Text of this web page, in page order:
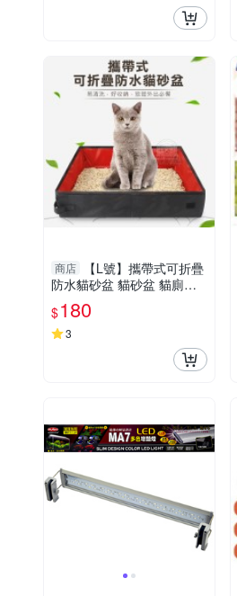
商店
【L號】攜帶式可折疊
防水貓砂盆 貓砂盆 貓廁所
摺疊防水 外出貓砂盆 簡易
貓砂盆 旅行用貓砂盆
$180
3